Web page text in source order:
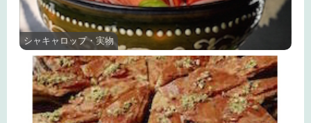
シャキャロップ・実物